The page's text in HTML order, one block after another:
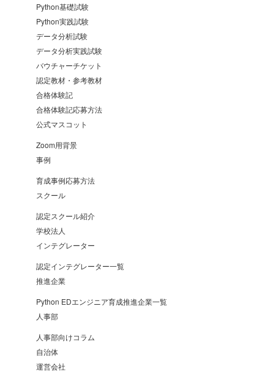
Python基礎試験
Python実践試験
データ分析試験
データ分析実践試験
バウチャーチケット
認定教材・参考教材
合格体験記
合格体験記応募方法
公式マスコット
Zoom用背景
事例
育成事例応募方法
スクール
認定スクール紹介
学校法人
インテグレーター
認定インテグレーター一覧
推進企業
Python EDエンジニア育成推進企業一覧
人事部
人事部向けコラム
自治体
運営会社